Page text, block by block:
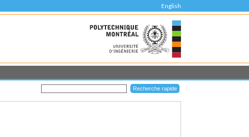
English